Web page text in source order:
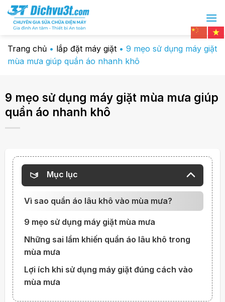
Chuyển
đến
dung
Trang chủ • lắp đặt máy giặt • 9 mẹo sử dụng máy giặt
mùa mưa giúp quần áo nhanh khô
9 mẹo sử dụng máy giặt mùa mưa giúp
quần áo nhanh khô
Mục lục
Vì sao quần áo lâu khô vào mùa mưa?
9 mẹo sử dụng máy giặt mùa mưa
Những sai lầm khiến quần áo lâu khô trong
mùa mưa
Lợi ích khi sử dụng máy giặt đúng cách vào
mùa mưa